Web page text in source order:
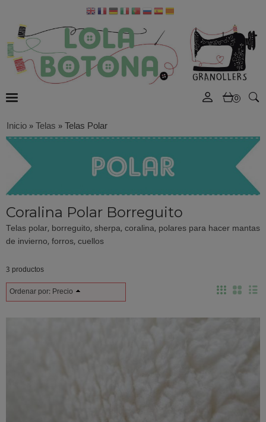
0
Inicio»Telas »Telas Polar
Coralina Polar Borreguito
Telas polar, borreguito, sherpa, coralina, polares para hacer mantas
de invierno, forros, cuellos
3 productos
Ordenar por: Precio